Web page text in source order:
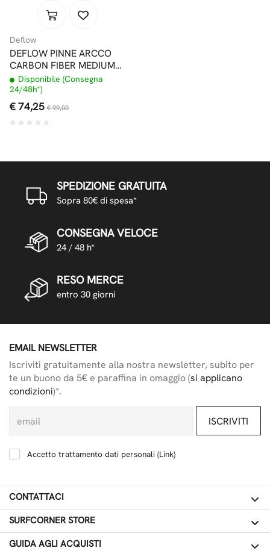
Deflow
DEFLOW PINNE ARCCO
CARBON FIBER MEDIUM
THRUSTER FUTURES
Disponibile (Consegna
24/48h*)
€ 74,25 € 99,00
SPEDIZIONE GRATUITA
Sopra 80€ di spesa*
CONSEGNA VELOCE
24 / 48 h*
RESO MERCE
entro 30 giorni
EMAIL NEWSLETTER
Iscriviti gratuitamente alla nostra newsletter, subito per
te un buono da 5€ e paraffina in omaggio (si applicano
condizioni)*.
ISCRIVITI
Accetto trattamento dati personali (Link)
CONTATTACI
SURFCORNER STORE
GUIDA AGLI ACQUISTI